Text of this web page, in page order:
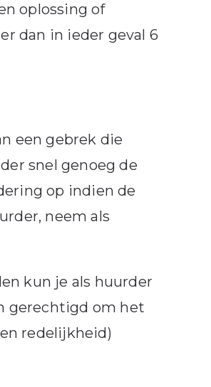
oplossing of
dan in ieder geval 6
een gebrek die
snel genoeg de
op indien de
neem als
kun je als huurder
gerechtigd om het
redelijkheid)